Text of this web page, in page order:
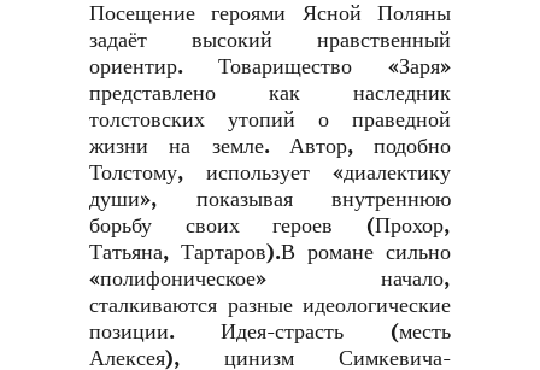
Посещение героями Ясной Поляны
задаёт высокий нравственный
ориентир. Товарищество «Заря»
представлено как наследник
толстовских утопий о праведной
жизни на земле. Автор, подобно
Толстому, использует «диалектику
души», показывая внутреннюю
борьбу своих героев (Прохор,
Татьяна, Тартаров).В романе сильно
«полифоническое» начало,
сталкиваются разные идеологические
позиции. Идея-страсть (месть
Алексея), цинизм Симкевича-